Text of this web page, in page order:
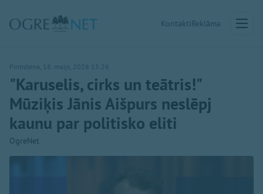
KontaktiReklāma
Pirmdiena, 18. maijs, 2026 13:26
"Karuselis, cirks un teātris!"
Mūziķis Jānis Aišpurs neslēpj
kaunu par politisko eliti
OgreNet